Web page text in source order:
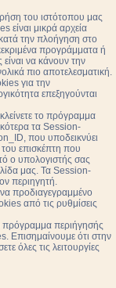
του ιστότοπου μας
είναι μικρά αρχεία
την πλοήγηση στο
προγράμματα ή
να κάνουν την
πιο αποτελεσματική.
για την
επεξηγούνται
το πρόγραμμα
τα Session-
που υποδεικνύει
επισκέπτη που
ο υπολογιστής σας
μας. Τα Session-
περιηγητή.
προδιαγεγραμμένο
από τις ρυθμίσεις
πρόγραμμα περιήγησής
Επισημαίνουμε ότι στην
όλες τις λειτουργίες